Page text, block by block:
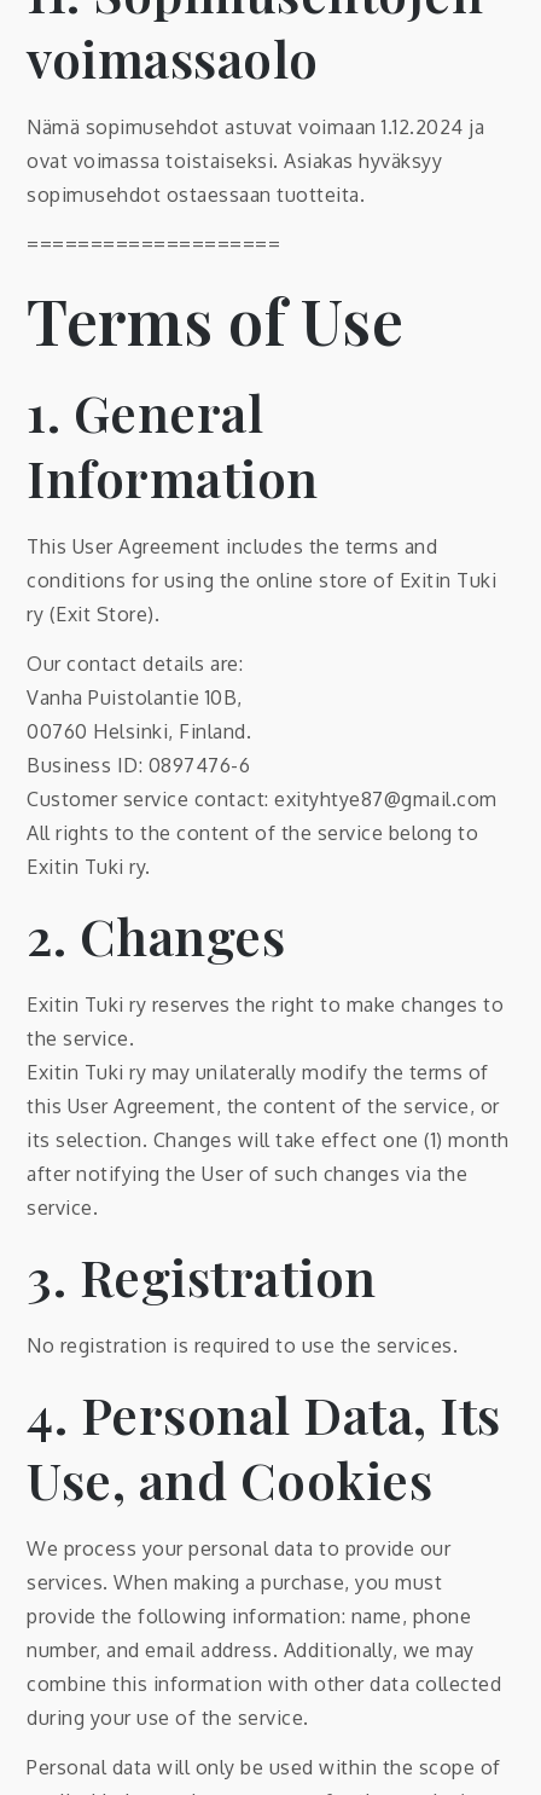
voimassaolo
Nämä sopimusehdot astuvat voimaan 1.12.2024 ja
ovat voimassa toistaiseksi. Asiakas hyväksyy
sopimusehdot ostaessaan tuotteita.
====================
Terms of Use
1. General
Information
This User Agreement includes the terms and
conditions for using the online store of Exitin Tuki
ry (Exit Store).
Our contact details are:
Vanha Puistolantie 10B,
00760 Helsinki, Finland.
Business ID: 0897476-6
Customer service contact: exityhtye87@gmail.com
All rights to the content of the service belong to
Exitin Tuki ry.
2. Changes
Exitin Tuki ry reserves the right to make changes to
the service.
Exitin Tuki ry may unilaterally modify the terms of
this User Agreement, the content of the service, or
its selection. Changes will take effect one (1) month
after notifying the User of such changes via the
service.
3. Registration
No registration is required to use the services.
4. Personal Data, Its
Use, and Cookies
We process your personal data to provide our
services. When making a purchase, you must
provide the following information: name, phone
number, and email address. Additionally, we may
combine this information with other data collected
during your use of the service.
Personal data will only be used within the scope of